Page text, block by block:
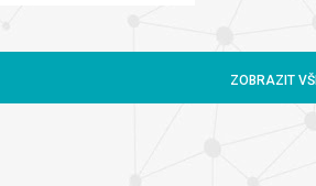
ZOBRAZIT